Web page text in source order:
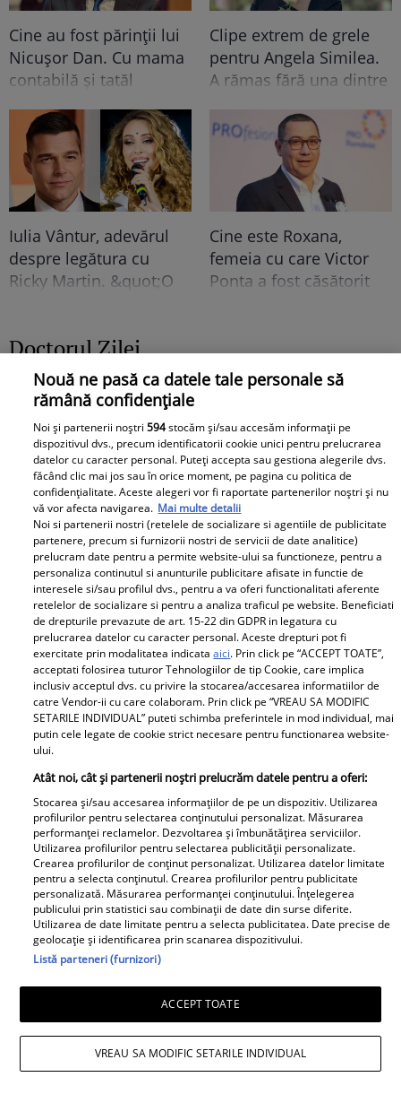
Cine au fost părinții lui
Nicușor Dan. Cu mama
contabilă și tatăl
capitalei a dus o viață
modestă în Făgăraș
Clipe extrem de grele
pentru Angela Similea.
A rămas fără una dintre
din viața ei
Iulia Vântur, adevărul
despre legătura cu
Ricky Martin. &quot;O
Cine este Roxana,
femeia cu care Victor
Ponta a fost căsătorit
Doctorul Zilei
MENOPAUZĂ: 3
schimbări simple ale
stilului de viață pot
reduce bufeurile și
stresul FĂRĂ tratamente
complicate
6 ceaiuri care îți pot
calma digestia. Remedii
naturale care combat
balonarea, crampele și
senzația de stomac
greu
Alina Bădic, avertisment
pentru toate zodiile:
Portalul astral dintre
cele două eclipse aduce
schimbări de destin.
Revelații și transformări
majore între 9 și 15
august
„Sunt cardiolog și există
trei alimente pe care nu
niciodată”
TV Mania
Cum arată Carmen
Brumă la 49 de ani, deși
a mâncat desert zilnic
în vacanță: «Nu e
noroc!» [FOTO]
publicat poza din 1995!
Cum arăta înainte de
zvonurile despre
operații: «Nici n-aș avea
Nouă ne pasă ca datele tale personale să
rămână confidențiale
Noi și partenerii noștri594stocăm și/sau accesăm informații pe
dispozitivul dvs., precum identificatorii cookie unici pentru prelucrarea
datelor cu caracter personal. Puteți accepta sau gestiona alegerile dvs.
făcând clic mai jos sau în orice moment, pe pagina cu politica de
confidențialitate. Aceste alegeri vor fi raportate partenerilor noștri și nu
vă vor afecta navigarea. Mai multe detalii
Noi si partenerii nostri (retelele de socializare si agentiile de publicitate
partenere, precum si furnizorii nostri de servicii de date analitice)
prelucram date pentru a permite website-ului sa functioneze, pentru a
personaliza continutul si anunturile publicitare afisate in functie de
interesele si/sau profilul dvs., pentru a va oferi functionalitati aferente
retelelor de socializare si pentru a analiza traficul pe website. Beneficiati
de drepturile prevazute de art. 15-22 din GDPR in legatura cu
prelucrarea datelor cu caracter personal. Aceste drepturi pot fi
exercitate prin modalitatea indicataaici. Prin click pe “ACCEPT TOATE”,
acceptati folosirea tuturor Tehnologiilor de tip Cookie, care implica
inclusiv acceptul dvs. cu privire la stocarea/accesarea informatiilor de
catre Vendor-ii cu care colaboram. Prin click pe “VREAU SA MODIFIC
SETARILE INDIVIDUAL” puteti schimba preferintele in mod individual, mai
putin cele legate de cookie strict necesare pentru functionarea website-
ului.
Atât noi, cât și partenerii noștri prelucrăm datele pentru a oferi:
Stocarea și/sau accesarea informațiilor de pe un dispozitiv. Utilizarea
profilurilor pentru selectarea conținutului personalizat. Măsurarea
performanței reclamelor. Dezvoltarea și îmbunătățirea serviciilor.
Utilizarea profilurilor pentru selectarea publicității personalizate.
Crearea profilurilor de conținut personalizat. Utilizarea datelor limitate
pentru a selecta conținutul. Crearea profilurilor pentru publicitate
personalizată. Măsurarea performanței conținutului. Înțelegerea
publicului prin statistici sau combinații de date din surse diferite.
Utilizarea de date limitate pentru a selecta publicitatea. Date precise de
geolocație și identificarea prin scanarea dispozitivului.
Listă parteneri (furnizori)
ACCEPT TOATE
VREAU SA MODIFIC SETARILE INDIVIDUAL